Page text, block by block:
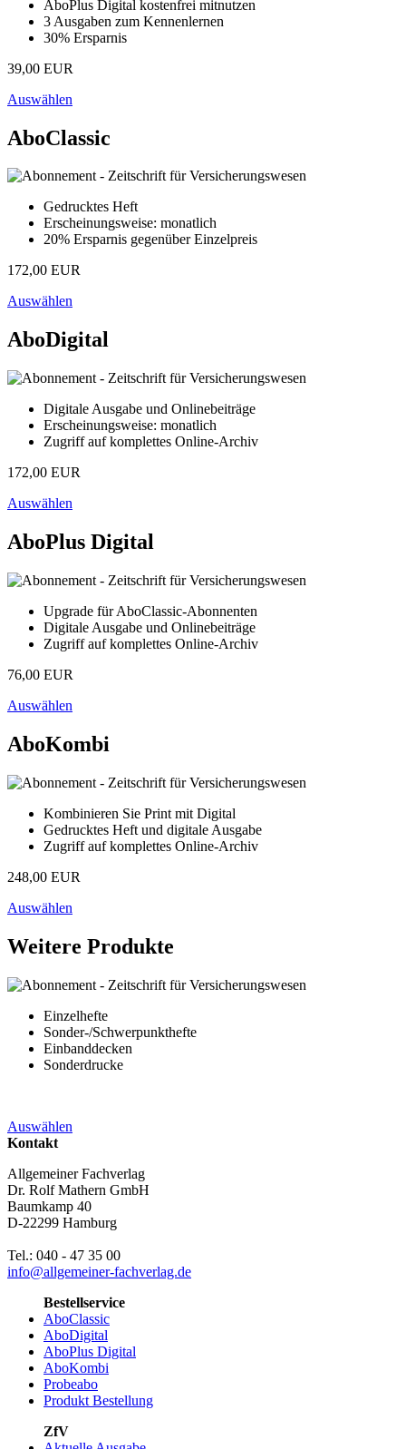
AboPlus Digital kostenfrei mitnutzen
3 Ausgaben zum Kennenlernen
30% Ersparnis
39,00 EUR
Auswählen
AboClassic
Gedrucktes Heft
Erscheinungsweise: monatlich
20% Ersparnis gegenüber Einzelpreis
172,00 EUR
Auswählen
AboDigital
Digitale Ausgabe und Onlinebeiträge
Erscheinungsweise: monatlich
Zugriff auf komplettes Online-Archiv
172,00 EUR
Auswählen
AboPlus Digital
Upgrade für AboClassic-Abonnenten
Digitale Ausgabe und Onlinebeiträge
Zugriff auf komplettes Online-Archiv
76,00 EUR
Auswählen
AboKombi
Kombinieren Sie Print mit Digital
Gedrucktes Heft und digitale Ausgabe
Zugriff auf komplettes Online-Archiv
248,00 EUR
Auswählen
Weitere Produkte
Einzelhefte
Sonder-/Schwerpunkthefte
Einbanddecken
Sonderdrucke
Auswählen
Kontakt
Allgemeiner Fachverlag
Dr. Rolf Mathern GmbH
Baumkamp 40
D-22299 Hamburg
Tel.: 040 - 47 35 00
info@allgemeiner-fachverlag.de
Bestellservice
AboClassic
AboDigital
AboPlus Digital
AboKombi
Probeabo
Produkt Bestellung
ZfV